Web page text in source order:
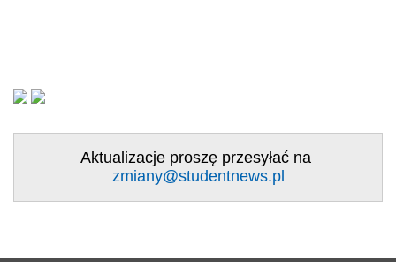
Aktualizacje proszę przesyłać na
zmiany@studentnews.pl